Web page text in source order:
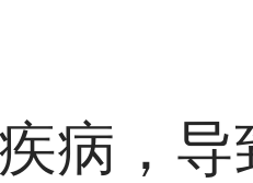
病，导